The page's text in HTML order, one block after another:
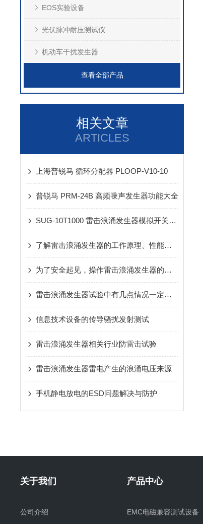
EOS实验设备
光伏脉冲耐压测试仪
机动车干扰发生器
查看全部产品
相关文章
ARTICLES
上海普锐马 循环分配器 PLOOP-V10-10
普锐马 PRM-24B 高频噪声发生器功能大全
SUG-10T1000 雷击浪涌发生器模拟开关切换和自然界雷击所产生的浪涌
了解雷击浪涌发生器的工作原理、性能参数及操作方法
为了安全起见，操作雷击浪涌发生器的时候这些地方要注意起来
雷击浪涌发生器试验中有几点情况一定要注意吖
信息技术设备的传导骚扰发射测试
雷击浪涌发生器相关行业防雷击试验
雷击浪涌发生器雷电产生的浪涌电压来源
手机静电放电的ESD问题解决与防护
关于我们
公司介绍
产品中心
EMC电磁兼容测试设备